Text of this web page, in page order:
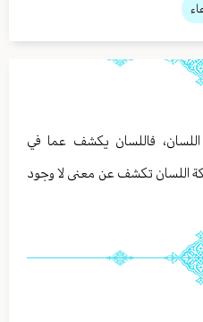
فاللسان يكشف عما في
اللسان تكشف عن معنى لا وجود